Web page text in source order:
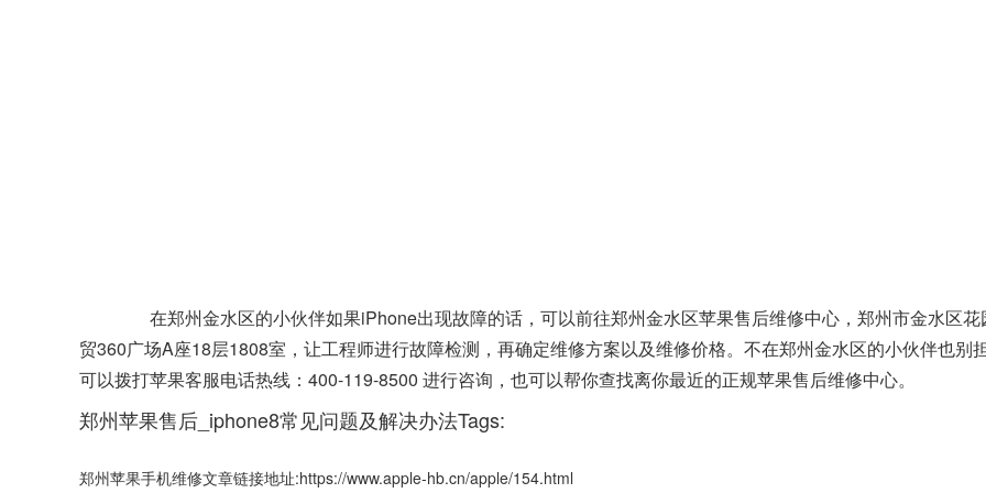
在郑州金水区的小伙伴如果iPhone出现故障的话，可以前往郑州金水区苹果售后维修中心，郑州市金水区花
贸360广场A座18层1808室，让工程师进行故障检测，再确定维修方案以及维修价格。不在郑州金水区的小伙伴也别
可以拨打苹果客服电话热线：400-119-8500 进行咨询，也可以帮你查找离你最近的正规苹果售后维修中心。
郑州苹果售后_iphone8常见问题及解决办法Tags:
郑州苹果手机维修文章链接地址:https://www.apple-hb.cn/apple/154.html